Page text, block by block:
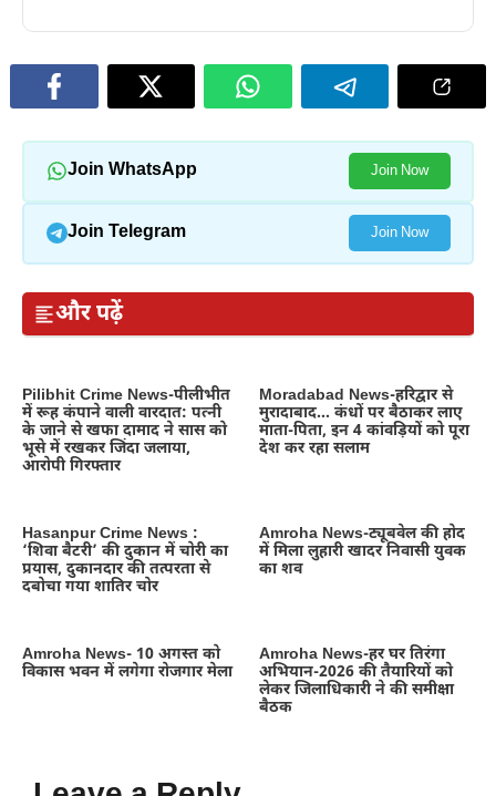
Join WhatsApp Join Now
Join Telegram Join Now
और पढ़ें
Pilibhit Crime News-पीलीभीत
में रूह कंपाने वाली वारदात: पत्नी
के जाने से खफा दामाद ने सास को
भूसे में रखकर जिंदा जलाया,
आरोपी गिरफ्तार
Moradabad News-हरिद्वार से
मुरादाबाद… कंधों पर बैठाकर लाए
माता-पिता, इन 4 कांवड़ियों को पूरा
देश कर रहा सलाम
Hasanpur Crime News :
‘शिवा बैटरी’ की दुकान में चोरी का
प्रयास, दुकानदार की तत्परता से
दबोचा गया शातिर चोर
Amroha News-ट्यूबवेल की होद
में मिला लुहारी खादर निवासी युवक
का शव
Amroha News- 10 अगस्त को
विकास भवन में लगेगा रोजगार मेला
Amroha News-हर घर तिरंगा
अभियान-2026 की तैयारियों को
लेकर जिलाधिकारी ने की समीक्षा
बैठक